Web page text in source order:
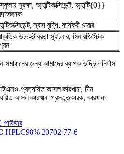
সুরক্ষা, অ্যান্টিঅক্সিডেন্ট, অ্যান্টি{0}}
স্বাদ বৃদ্ধি, কার্যকরী খাবার
উচ্চ-তীব্রতা সুইটনার, সিনারজিস্টিক
সমাধানের জন্য আমাদের ব্যাপক উদ্ভিদ নির্যাস
প্রত্যয়িত আসল কারখানা, চীন
আসল কারখানা প্রস্তুতকারক, কারখানা
পাউডার
HPLC98% 20702-77-6